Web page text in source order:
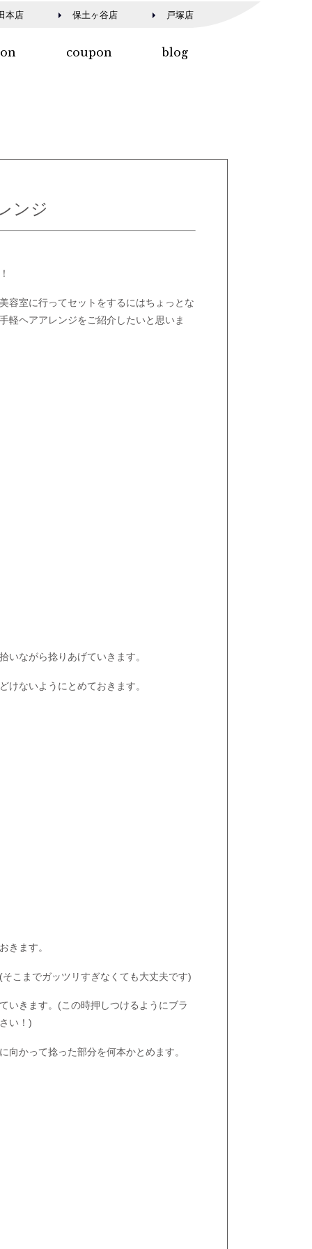
coupon blog
本店 保土ヶ谷店 戸塚店
ンジ
容室に行ってセットをするにはちょっとな
ヘアアレンジをご紹介したいと思いま
ながら捻りあげていきます。
ないようにとめておきます。
きます。
こまでガッツリすぎなくても大丈夫です)
いきます。(この時押しつけるようにブラ
い！)
かって捻った部分を何本かとめます。